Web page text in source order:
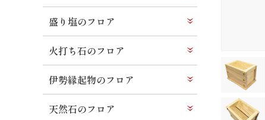
盛り塩のフロア
火打ち石のフロア
伊勢縁起物のフロア
天然石のフロア